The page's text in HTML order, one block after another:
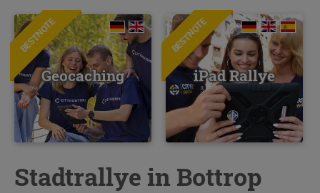
BESTNOTE
Geocaching
BESTNOTE
iPad Rallye
Stadtrallye in Bottrop